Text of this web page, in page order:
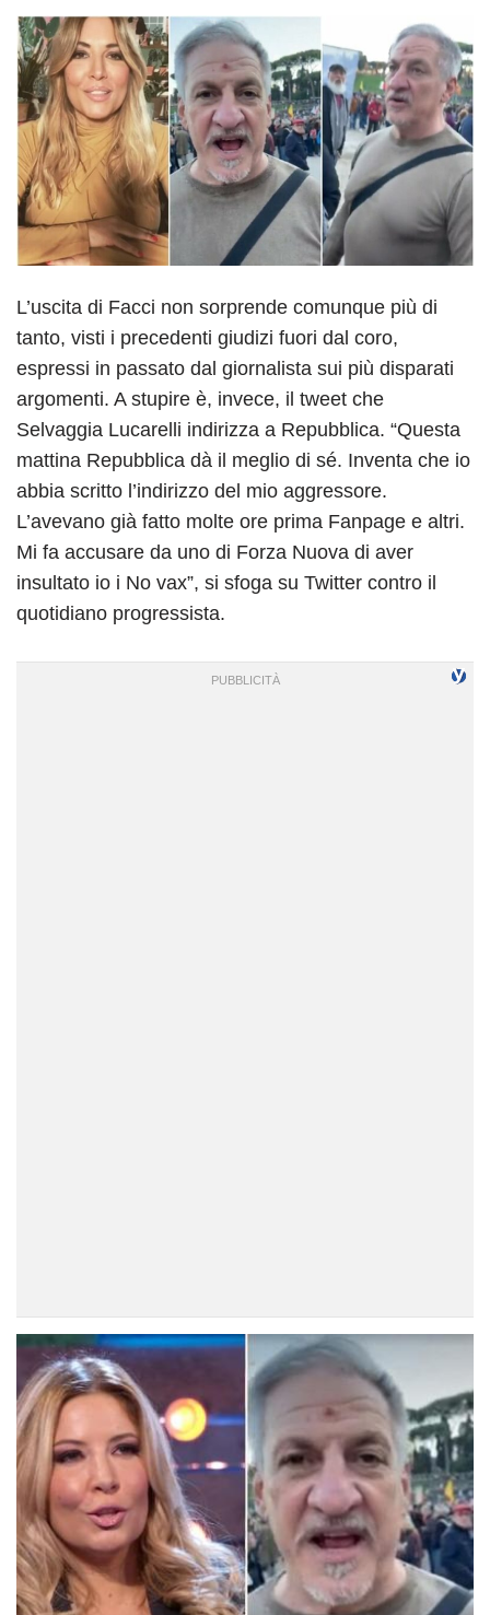
L’uscita di Facci non sorprende comunque più di
tanto, visti i precedenti giudizi fuori dal coro,
espressi in passato dal giornalista sui più disparati
argomenti. A stupire è, invece, il tweet che
Selvaggia Lucarelli indirizza a Repubblica. “Questa
mattina Repubblica dà il meglio di sé. Inventa che io
abbia scritto l’indirizzo del mio aggressore.
L’avevano già fatto molte ore prima Fanpage e altri.
Mi fa accusare da uno di Forza Nuova di aver
insultato io i No vax”, si sfoga su Twitter contro il
quotidiano progressista.